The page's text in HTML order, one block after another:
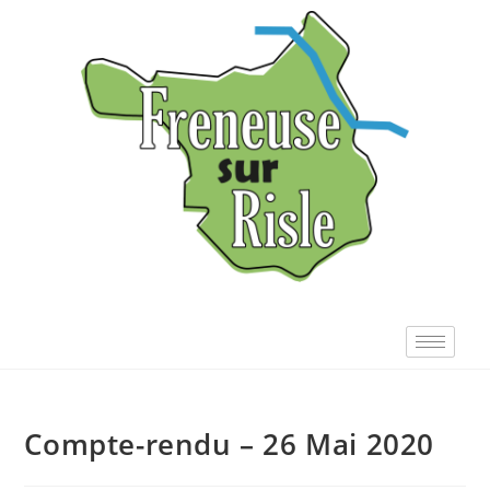
Compte-rendu – 26 Mai 2020